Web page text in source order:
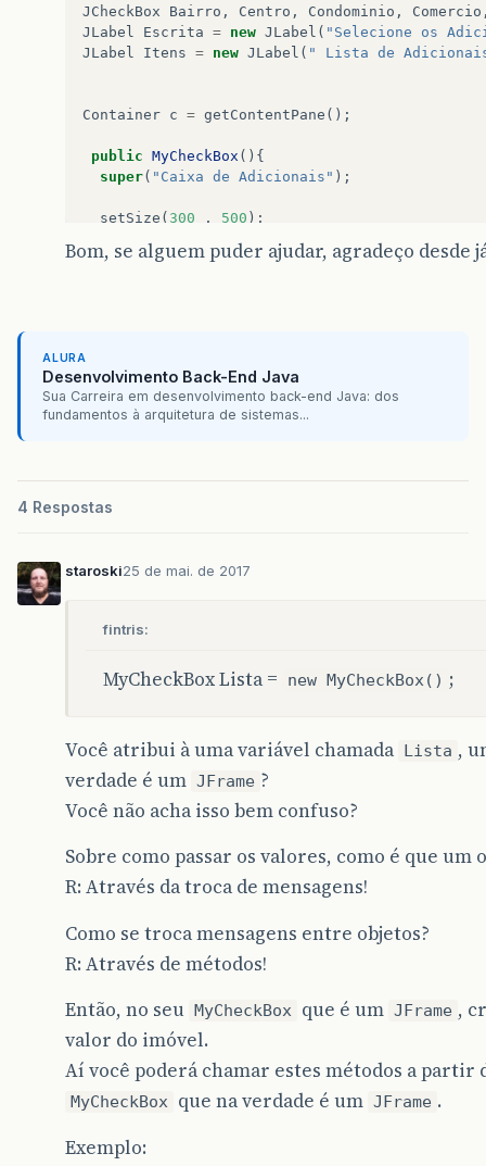
JCheckBox
Bairro , Centro , Condominio , Comercio
JLabel
Escrita = new JLabel ( "Selecione os
JLabel
Itens = new JLabel ( " Lista de
Container c = getContentPane ();
public MyCheckBox (){
super( "Caixa de Adicionais" );
setSize ( 300 , 500 );
setLayout(tela);
//Criando os JCheckBox
Bairro
= new JCheckBox("Bairro Nobre
Centro = new JCheckBox("Próximo ao Centro
Comercio = new JCheckBox("Próximo ao
System. exit(0);
Ok = new
JOptionPane . showMessageDialog ( null,
});
  Ok.addActionListener(new ActionListener() {
        @Override
JOptionPane.showMessageDialog(null, "O
  }); */
//Criando e adicionando o handler
Bairro. addItemListener( tratador);
Centro. addItemListener
Comercio
addItemListener tratador
);
Rua
addItemListener tratador
Ok .addItemListener
Sair . addItemListener (tratador);
//Adicionando os JCheckBox no Layout
add(Bairro
Bom, se alguem puder ajudar, agradeço desde
ALURA
Desenvolvimento Back-End Java
Sua Carreira em desenvolvimento back-end Java: dos
fundamentos à arquitetura de sistemas...
4 Respostas
staroski25 de mai. de 2017
fintris:
MyCheckBox Lista = new MyCheckBox() ;
Você atribui à uma variável chamada Lista ,
verdade é um JFrame ?
Você não acha isso bem confuso?
Sobre como passar os valores, como é que
R: Através da troca de mensagens!
Como se troca mensagens entre objetos?
R: Através de métodos!
Então, no seu MyCheckBox que é um JFrame ,
valor do imóvel.
Aí você poderá chamar estes métodos a partir
MyCheckBox que na verdade é um JFrame .
Exemplo: